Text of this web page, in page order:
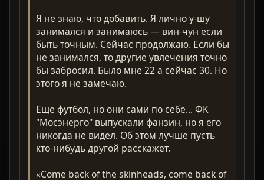
Я не знаю, что добавить. Я лично у-шу
занимался и занимаюсь — вин-чун если
быть точным. Сейчас продолжаю. Если бы
не занимался, то другие увлечения точно
бы забросил. Было мне 22 а сейчас 30. Но
этого я не замечаю.
Еще футбол, но они сами по себе... ФК
"Мосэнерго" выпускали фанзин, но я его
никогда не видел. Об этом лучше пусть
кто-нибудь другой расскажет.
«Come back of the skinheads, come back of